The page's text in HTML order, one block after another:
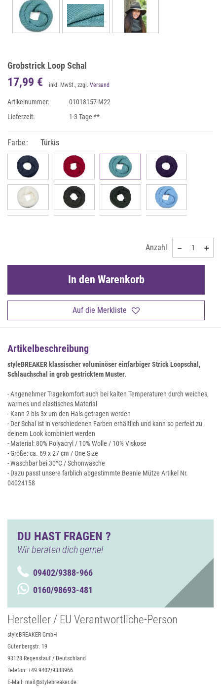
Grobstrick Loop Schal
17,99 € inkl. MwSt., zzgl. Versand
Artikelnummer:
01018157-M22
Lieferzeit:
1-3 Tage **
Farbe: Türkis
Anzahl
Auf die Merkliste
In den Warenkorb
Artikelbeschreibung
styleBREAKER klassischer voluminöser einfarbiger Strick Loopschal,
Schlauchschal in grob gestricktem Muster.
- Angenehmer Tragekomfort auch bei kalten Temperaturen durch weiches,
warmes und elastisches Material
- Kann 2 bis 3x um den Hals getragen werden
- Der Schal ist in verschiedenen Farben erhältlich und kann so perfekt zu
deinem Look kombiniert werden
- Material: 80% Polyacryl / 10% Wolle / 10% Viskose
- Größe: ca. 69 x 27 cm / One Size
- Waschbar bei 30°C / Schonwäsche
- Dazu passt unsere farblich abgestimmte Beanie Mütze Artikel Nr.
04024158
DU HAST FRAGEN ?
Wir beraten dich gerne!
09402/9388-966
0160/98693-481
Hersteller / EU Verantwortliche-Person
styleBREAKER GmbH
Gutenbergstr. 19
93128 Regenstauf / Deutschland
Telefon: +49 9402/9388966
E-Mail: mail@stylebreaker.de